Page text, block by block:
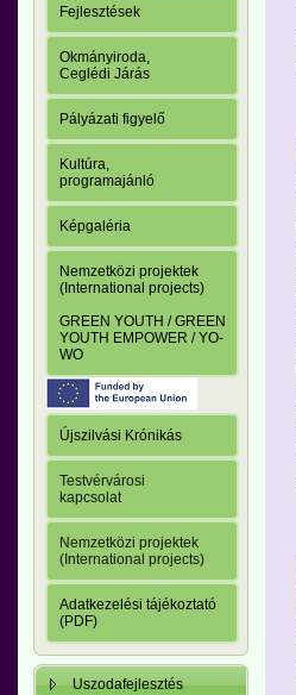
Fejlesztések
Okmányiroda,
Ceglédi Járás
Pályázati figyelő
Kultúra,
programajánló
Képgaléria
Nemzetközi projektek
(International projects)
GREEN YOUTH / GREEN
YOUTH EMPOWER / YO-
WO
Újszilvási Krónikás
Testvérvárosi
kapcsolat
Nemzetközi projektek
(International projects)
Adatkezelési tájékoztató
(PDF)
Uszodafejlesztés